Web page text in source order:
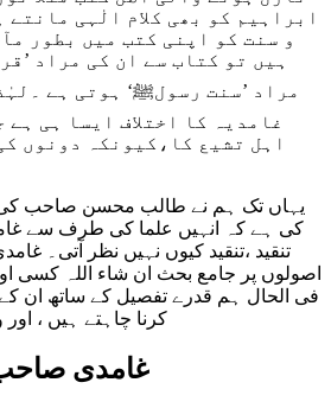
ابراہیم کو بھی کلام الٰہی
و سنت کو اپنی کتب میں بطور
ہیں تو کتاب سے ان کی مراد
مراد ’سنت رسولﷺ‘ ہوتی ہے
غامدیہ کا اختلاف ایسا ہی ہے
اہل تشیع کا،کیونکہ دونوں
یہاں تک ہم نے طالب محسن صاحب
کی ہے کہ انہیں علما کی طرف سے
تنقید ،تنقید کیوں نہیں نظر آتی۔
اصولوں پر جامع بحث ان شاء اللہ کسی
فی الحال ہم قدرے تفصیل کے ساتھ ان
کرنا چاہتے ہیں ،
غامدی